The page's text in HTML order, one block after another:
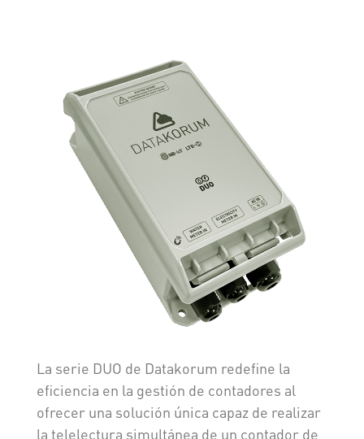
La serie DUO de Datakorum redefine la
eficiencia en la gestión de contadores al
ofrecer una solución única capaz de realizar
la telelectura simultánea de un contador de